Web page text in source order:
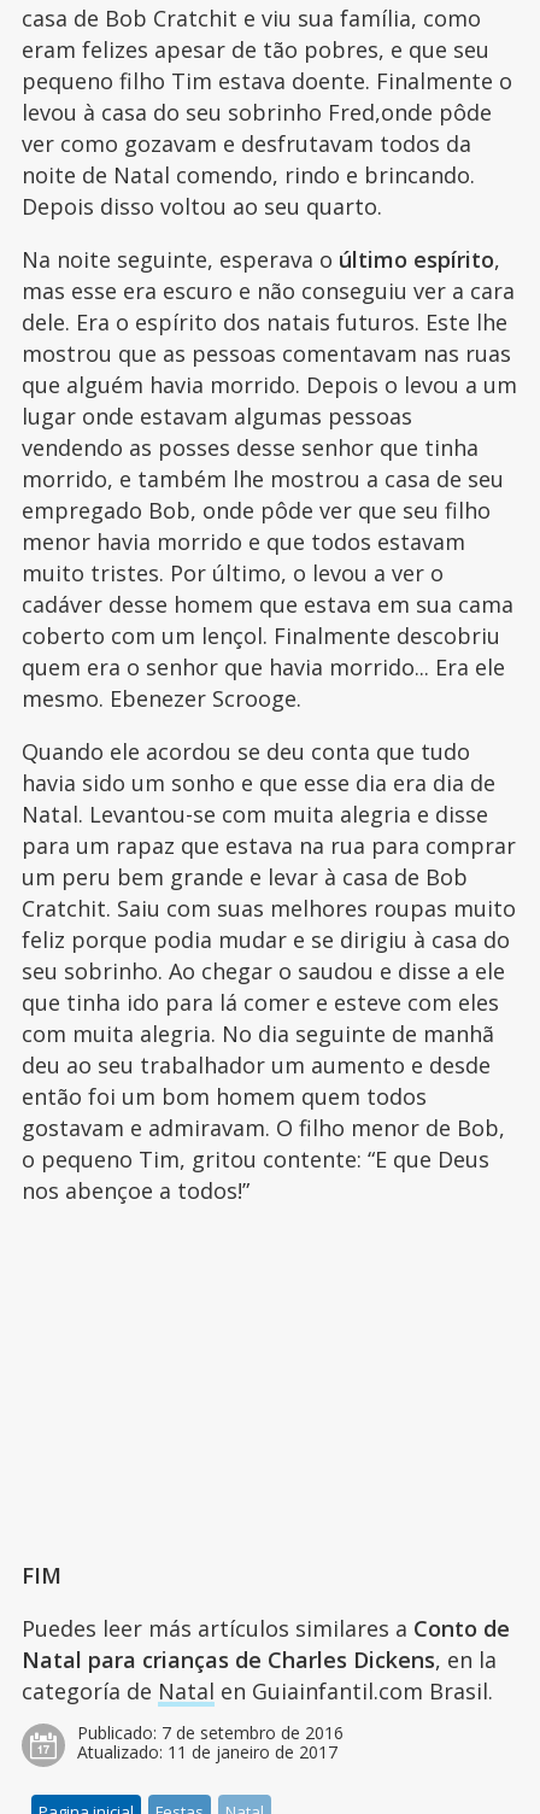
casa de Bob Cratchit e viu sua família, como
eram felizes apesar de tão pobres, e que seu
pequeno filho Tim estava doente. Finalmente o
levou à casa do seu sobrinho Fred,onde pôde
ver como gozavam e desfrutavam todos da
noite de Natal comendo, rindo e brincando.
Depois disso voltou ao seu quarto.
Na noite seguinte, esperava o último espírito,
mas esse era escuro e não conseguiu ver a cara
dele. Era o espírito dos natais futuros. Este lhe
mostrou que as pessoas comentavam nas ruas
que alguém havia morrido. Depois o levou a um
lugar onde estavam algumas pessoas
vendendo as posses desse senhor que tinha
morrido, e também lhe mostrou a casa de seu
empregado Bob, onde pôde ver que seu filho
menor havia morrido e que todos estavam
muito tristes. Por último, o levou a ver o
cadáver desse homem que estava em sua cama
coberto com um lençol. Finalmente descobriu
quem era o senhor que havia morrido... Era ele
mesmo. Ebenezer Scrooge.
Quando ele acordou se deu conta que tudo
havia sido um sonho e que esse dia era dia de
Natal. Levantou-se com muita alegria e disse
para um rapaz que estava na rua para comprar
um peru bem grande e levar à casa de Bob
Cratchit. Saiu com suas melhores roupas muito
feliz porque podia mudar e se dirigiu à casa do
seu sobrinho. Ao chegar o saudou e disse a ele
que tinha ido para lá comer e esteve com eles
com muita alegria. No dia seguinte de manhã
deu ao seu trabalhador um aumento e desde
então foi um bom homem quem todos
gostavam e admiravam. O filho menor de Bob,
o pequeno Tim, gritou contente: “E que Deus
nos abençoe a todos!”
FIM
Puedes leer más artículos similares a Conto de
Natal para crianças de Charles Dickens, en la
categoría de Natal en Guiainfantil.com Brasil.
Publicado: 7 de setembro de 2016
Atualizado: 11 de janeiro de 2017